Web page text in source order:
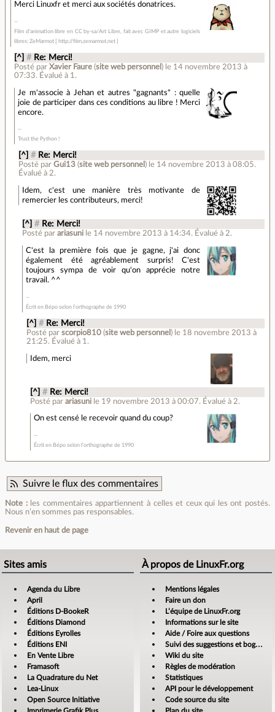
Merci Linuxfr et merci aux sociétés donatrices.
Film d'animation libre en CC by-sa/Art Libre, fait avec GIMP et autre logiciels
libres: ZeMarmot [ http://film.zemarmot.net ]
[^] # Re: Merci!
Posté par Xavier Faure (site web personnel ) le 14 novembre 2013 à
07:33. Évalué à 1 .
Je m'associe à Jehan et autres "gagnants" : quelle
joie de participer dans ces conditions au libre ! Merci
encore.
Trust the Python !
[^] # Re: Merci!
Posté par Gui13(site web personnel ) le 14 novembre 2013 à 08:05.
Évalué à 2.
Idem, c'est une manière très motivante de
remercier les contributeurs, merci!
[^] # Re: Merci!
Posté parariasuni le 14 novembre 2013 à 14:34. Évalué à 2.
C'est la première fois que je gagne, j'ai donc
également été agréablement surpris! C'est
toujours sympa de voir qu'on apprécie notre
travail. ^^
Écrit en Bépo selon l’orthographe de 1990
[^] # Re: Merci!
Posté par scorpio810(site web personnel ) le 18 novembre 2013 à
21:25. Évalué à 1 .
Idem, merci
[^] # Re: Merci!
Posté par ariasuni le 19 novembre 2013 à 00:07. Évalué à 2.
On est censé le recevoir quand du coup?
Écrit en Bépo selon l’orthographe de 1990
Suivre le flux des commentaires
Note :les commentaires appartiennent à celles et ceux qui les ont postés.
Nous n’en sommes pas responsables.
Revenir en haut de page
Sites amis
Agenda du Libre
April
Éditions D-BookeR
Éditions Diamond
Éditions Eyrolles
Éditions ENI
En Vente Libre
Framasoft
La Quadrature du Net
Lea-Linux
Open Source Initiative
À propos de LinuxFr.org
Mentions légales
Faire un don
L’équipe de LinuxFr.org
Informations sur le site
Aide / Foire aux questions
Suivi des suggestions et bogues
Wiki du site
Règles de modération
Statistiques
API pour le développement
Code source du site